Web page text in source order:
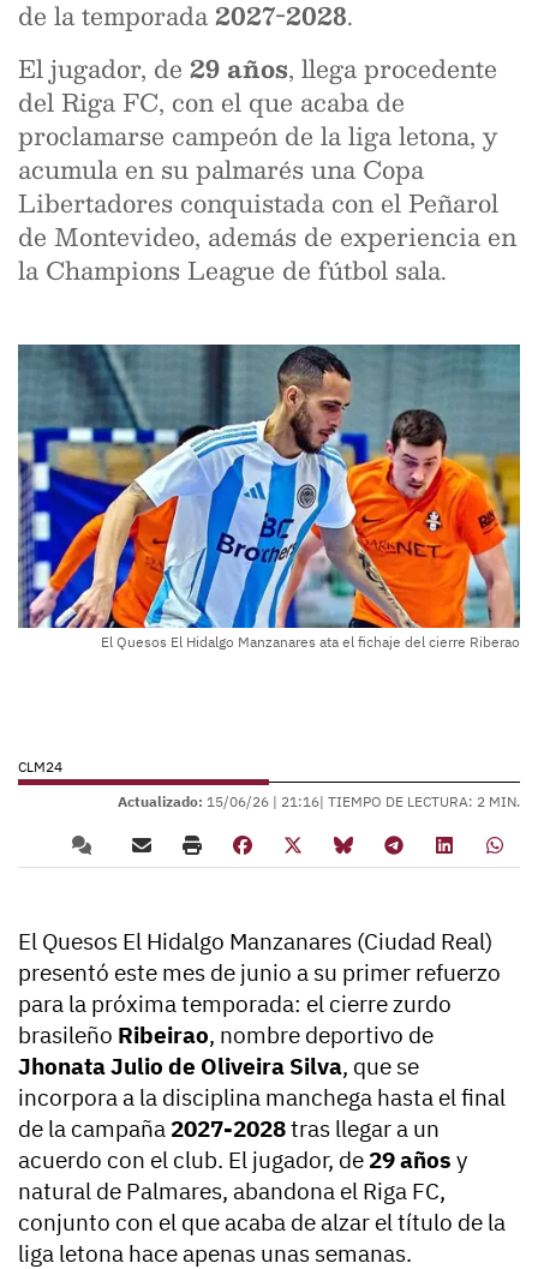
de la temporada2027-2028.
El jugador, de 29 años, llega procedente
del Riga FC, con el que acaba de
proclamarse campeón de la liga letona, y
acumula en su palmarés una Copa
Libertadores conquistada con el Peñarol
de Montevideo, además de experiencia en
la Champions League de fútbol sala.
El Quesos El Hidalgo Manzanares ata el fichaje del cierre Riberao
CLM24
Actualizado: 15/06/26 | 21:16| TIEMPO DE LECTURA: 2 MIN.
El Quesos El Hidalgo Manzanares (Ciudad Real)
presentó este mes de junio a su primer refuerzo
para la próxima temporada: el cierre zurdo
brasileño Ribeirao, nombre deportivo de
Jhonata Julio de Oliveira Silva, que se
incorpora a la disciplina manchega hasta el final
de la campaña 2027-2028tras llegar a un
acuerdo con el club. El jugador, de 29 años y
natural de Palmares, abandona el Riga FC,
conjunto con el que acaba de alzar el título de la
liga letona hace apenas unas semanas.